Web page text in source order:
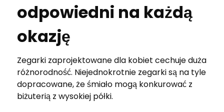
odpowiedni na każdą
okazję
Zegarki zaprojektowane dla kobiet cechuje duża
różnorodność. Niejednokrotnie zegarki są na tyle
dopracowane, że śmiało mogą konkurować z
biżuterią z wysokiej półki.